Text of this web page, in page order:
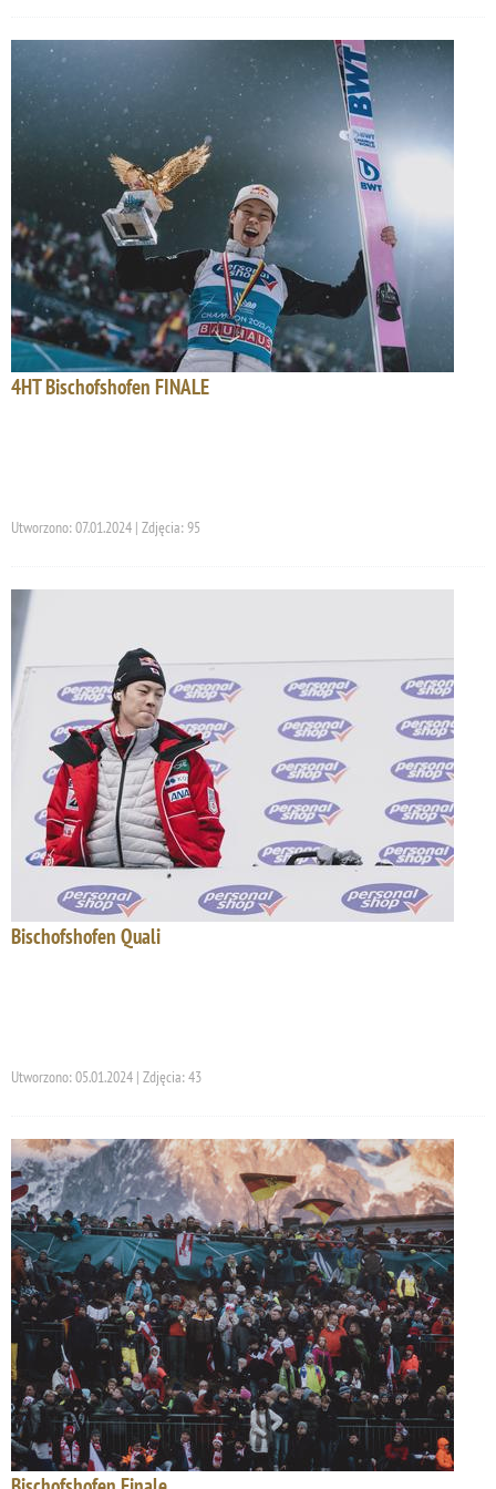
4HT Bischofshofen FINALE
Utworzono: 07.01.2024 | Zdjęcia: 95
Bischofshofen Quali
Utworzono: 05.01.2024 | Zdjęcia: 43